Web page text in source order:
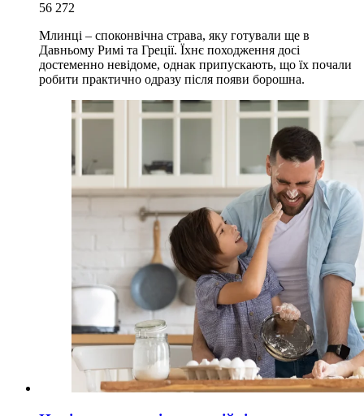
56 272
Млинці – споконвічна страва, яку готували ще в
Давньому Римі та Греції. Їхнє походження досі
достеменно невідоме, однак припускають, що їх почали
робити практично одразу після появи борошна.